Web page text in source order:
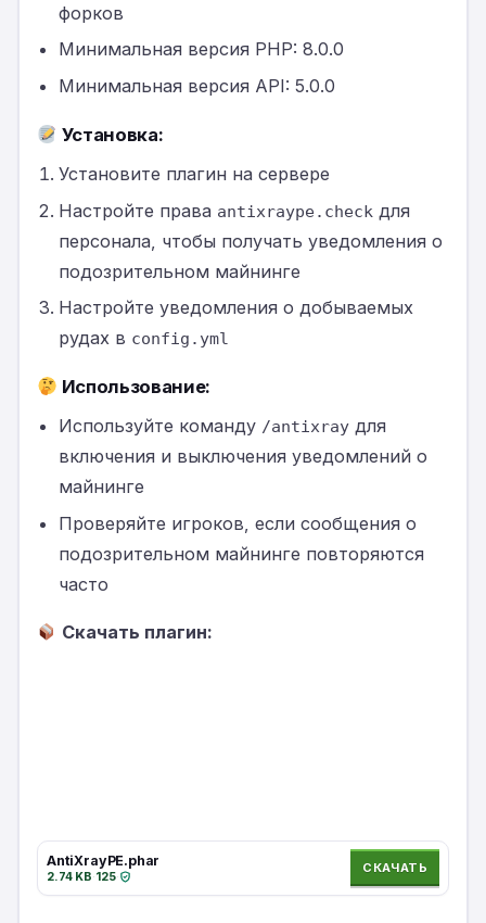
форков
Минимальная версия PHP: 8.0.0
Минимальная версия API: 5.0.0
Установка:
Установите плагин на сервере
Настройте права antixraype.check для
персонала, чтобы получать уведомления о
подозрительном майнинге
Настройте уведомления о добываемых
рудах в config.yml
Использование:
Используйте команду /antixrayдля
включения и выключения уведомлений о
майнинге
Проверяйте игроков, если сообщения о
подозрительном майнинге повторяются
часто
Скачать плагин:
AntiXrayPE.phar
2.74 KB·125·
СКАЧАТЬ